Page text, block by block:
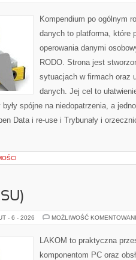
Kompendium po ogólnym
danych to platforma, które
operowania danymi
RODO. Strona jest
sytuacjach w firmach oraz
danych. Jej cel to
spójne na niedopatrzenia, a
Data i re-use i Trybunały i
- 6 - 2026 MOŻLIWOŚĆ
LAKOM to praktyczna
komponentom PC oraz